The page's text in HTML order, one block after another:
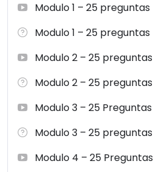
Modulo 1 – 25 preguntas
Modulo 1 – 25 preguntas
Modulo 2 – 25 preguntas
Modulo 2 – 25 preguntas
Modulo 3 – 25 Preguntas
Modulo 3 – 25 preguntas
Modulo 4 – 25 Preguntas